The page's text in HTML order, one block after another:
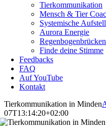
Tierkommunikation
Mensch & Tier
Systemische
Aurora Energie
Finde deine Stimme
Feedbacks
FAQ
Auf YouTube
Kontakt
Tierkommunikation in Minden
07T13:14:20+02:00